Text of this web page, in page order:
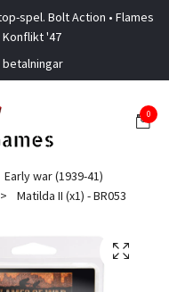
spel. Bolt Action • Flames
Konflikt '47
betalningar
0
Early war (1939-41)
Matilda II (x1) - BR053